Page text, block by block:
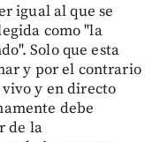
igual al que se
como "la
Solo que esta
y por el contrario
y en directo
debe
de la